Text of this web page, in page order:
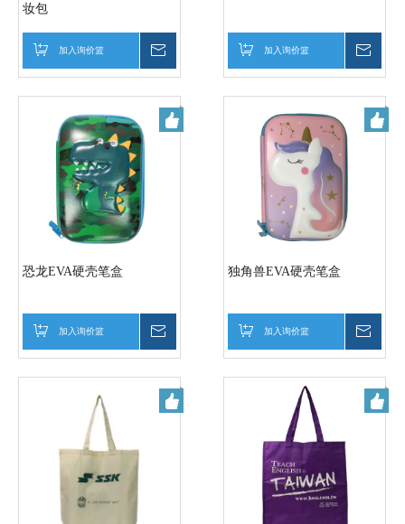
妆包
加入询价篮 加入询价篮
恐龙EVA硬壳笔盒
加入询价篮
独角兽EVA硬壳笔盒
加入询价篮